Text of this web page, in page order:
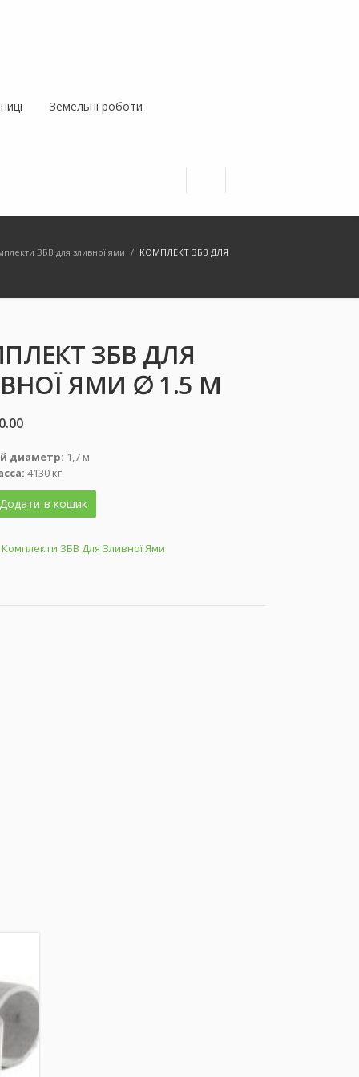
Земельні роботи
ЗБВ для зливної ями / КОМПЛЕКТ ЗБВ ДЛЯ
ЗБВ ДЛЯ
ЯМИ ∅ 1.5 М
диаметр: 1,7 м
4130 кг
Додати в кошик
Комплекти ЗБВ Для Зливної Ями